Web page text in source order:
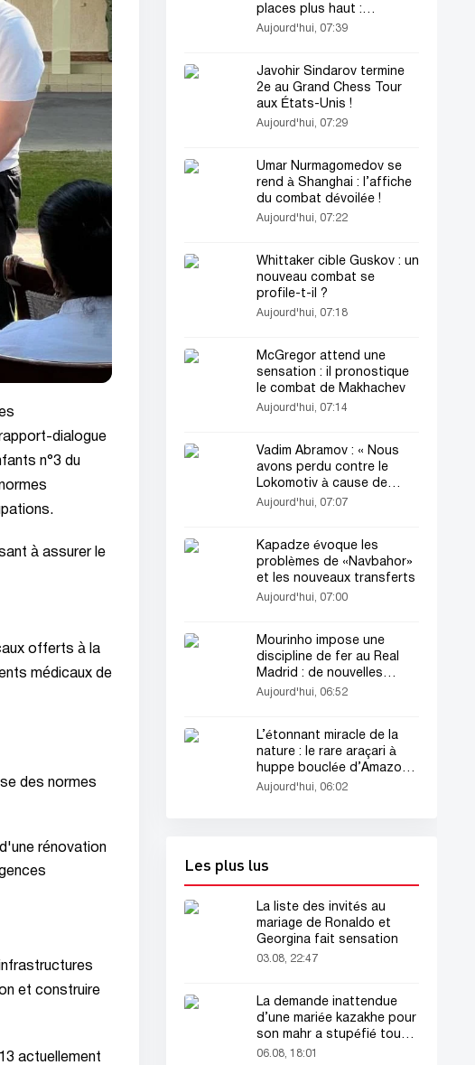
dialogue
n°3 du
à assurer le
offerts à la
médicaux de
des normes
rénovation
et construire
actuellement
places plus haut :
sensation à Leipzig !
Aujourd'hui, 07:39
Javohir Sindarov termine
2e au Grand Chess Tour
aux États-Unis !
Aujourd'hui, 07:29
Umar Nurmagomedov se
rend à Shanghai : l’affiche
du combat dévoilée !
Aujourd'hui, 07:22
Whittaker cible Guskov : un
nouveau combat se
profile-t-il ?
Aujourd'hui, 07:18
McGregor attend une
sensation : il pronostique
le combat de Makhachev
Aujourd'hui, 07:14
Vadim Abramov : « Nous
avons perdu contre le
Lokomotiv à cause de
l’erreur du VAR et de la
Aujourd'hui, 07:07
Kapadze évoque les
problèmes de «Navbahor»
et les nouveaux transferts
Aujourd'hui, 07:00
Mourinho impose une
discipline de fer au Real
Madrid : de nouvelles
règles entrent en vigueur
Aujourd'hui, 06:52
L’étonnant miracle de la
nature : le rare araçari à
huppe bouclée d’Amazonie
émerveille les scientifiques
Aujourd'hui, 06:02
Les plus lus
La liste des invités au
mariage de Ronaldo et
Georgina fait sensation
03.08, 22:47
La demande inattendue
d’une mariée kazakhe pour
son mahr a stupéfié tout
le monde
06.08, 18:01